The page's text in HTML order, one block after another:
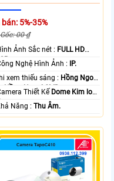
bán: 5%-35%
00 ₫
Hình Ảnh Sắc nét : FULL HD
.
🌠 Công Nghệ Hình Ảnh : IP.
⭐ Khi xem thiếu sáng : Hồng Ngoại
Hồng Ngoại SMD.
Camera Thiết Kế Dome Kim loại
️✔️ Khả Năng :Thu Âm.